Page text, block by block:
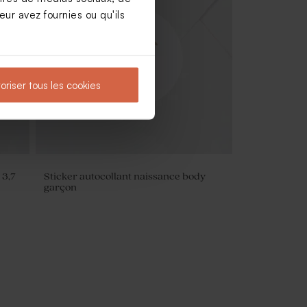
avez fournies ou qu'ils
tous les cookies
Sticker autocollant naissance body
garçon